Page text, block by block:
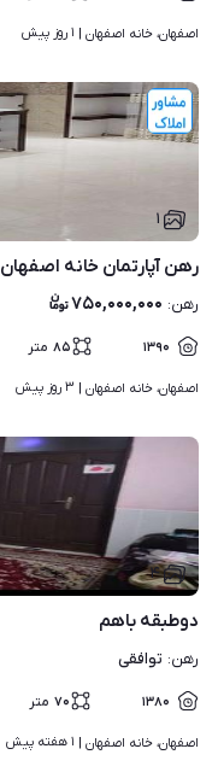
اصفهان، خانه اصفهان | ۱ روز پیش
۱
رهن آپارتمان خانه اصفهان
رهن: ۷۵۰,۰۰۰,۰۰۰
۱۳۹۰ ۸۵ متر
اصفهان، خانه اصفهان | ۳ روز پیش
۴
دوطبقه باهم
رهن: توافقی
۱۳۸۰ ۷۰ متر
اصفهان، خانه اصفهان | ۱ هفته پیش